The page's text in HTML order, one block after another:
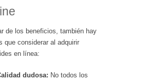
de los beneficios, también hay
que considerar al adquirir
en línea:
dudosa: No todos los